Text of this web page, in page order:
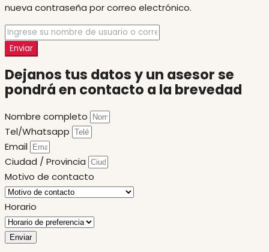
nueva contraseña por correo electrónico.
Enviar
Dejanos tus datos y un asesor se
pondrá en contacto a la brevedad
Nombre completo
Tel/Whatsapp
Email
Ciudad / Provincia
Motivo de contacto
Horario
Enviar